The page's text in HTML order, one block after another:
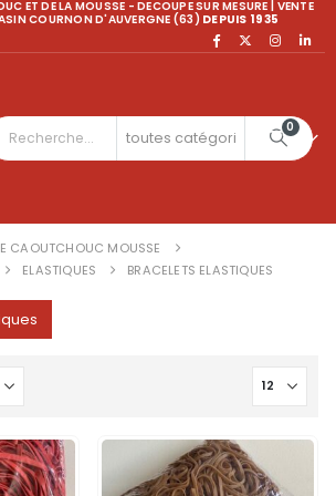
ET DE LA MOUSSE - DECOUPE SUR MESURE | VENTE
COURNON D'AUVERGNE (63) DEPUIS 1935
0
CAOUTCHOUC MOUSSE
ELASTIQUES BRACELETS ELASTIQUES